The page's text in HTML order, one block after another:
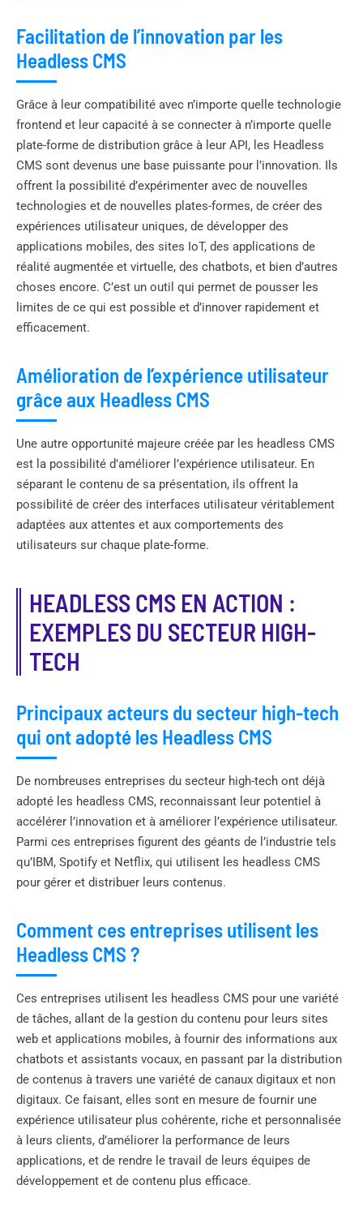
Facilitation de l’innovation par les
Headless CMS
Grâce à leur compatibilité avec n’importe quelle technologie
frontend et leur capacité à se connecter à n’importe quelle
plate-forme de distribution grâce à leur API, les Headless
CMS sont devenus une base puissante pour l’innovation. Ils
offrent la possibilité d’expérimenter avec de nouvelles
technologies et de nouvelles plates-formes, de créer des
expériences utilisateur uniques, de développer des
applications mobiles, des sites IoT, des applications de
réalité augmentée et virtuelle, des chatbots, et bien d’autres
choses encore. C’est un outil qui permet de pousser les
limites de ce qui est possible et d’innover rapidement et
efficacement.
Amélioration de l’expérience utilisateur
grâce aux Headless CMS
Une autre opportunité majeure créée par les headless CMS
est la possibilité d’améliorer l’expérience utilisateur. En
séparant le contenu de sa présentation, ils offrent la
possibilité de créer des interfaces utilisateur véritablement
adaptées aux attentes et aux comportements des
utilisateurs sur chaque plate-forme.
HEADLESS CMS EN ACTION :
EXEMPLES DU SECTEUR HIGH-
TECH
Principaux acteurs du secteur high-tech
qui ont adopté les Headless CMS
De nombreuses entreprises du secteur high-tech ont déjà
adopté les headless CMS, reconnaissant leur potentiel à
accélérer l’innovation et à améliorer l’expérience utilisateur.
Parmi ces entreprises figurent des géants de l’industrie tels
qu’IBM, Spotify et Netflix, qui utilisent les headless CMS
pour gérer et distribuer leurs contenus.
Comment ces entreprises utilisent les
Headless CMS ?
Ces entreprises utilisent les headless CMS pour une variété
de tâches, allant de la gestion du contenu pour leurs sites
web et applications mobiles, à fournir des informations aux
chatbots et assistants vocaux, en passant par la distribution
de contenus à travers une variété de canaux digitaux et non
digitaux. Ce faisant, elles sont en mesure de fournir une
expérience utilisateur plus cohérente, riche et personnalisée
à leurs clients, d’améliorer la performance de leurs
applications, et de rendre le travail de leurs équipes de
développement et de contenu plus efficace.